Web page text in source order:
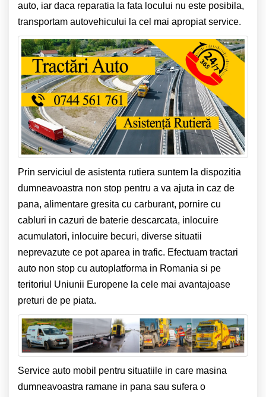
auto, iar daca reparatia la fata locului nu este posibila,
transportam autovehicului la cel mai apropiat service.
Prin serviciul de asistenta rutiera suntem la dispozitia
dumneavoastra non stop pentru a va ajuta in caz de
pana, alimentare gresita cu carburant, pornire cu
cabluri in cazuri de baterie descarcata, inlocuire
acumulatori, inlocuire becuri, diverse situatii
neprevazute ce pot aparea in trafic. Efectuam tractari
auto non stop cu autoplatforma in Romania si pe
teritoriul Uniunii Europene la cele mai avantajoase
preturi de pe piata.
Service auto mobil pentru situatiile in care masina
dumneavoastra ramane in pana sau sufera o